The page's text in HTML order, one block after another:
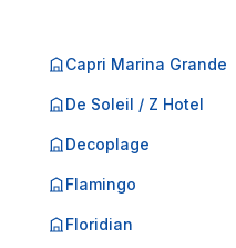
Capri Marina Grande
De Soleil / Z Hotel
Decoplage
Flamingo
Floridian